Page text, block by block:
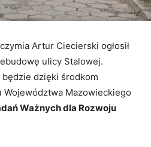
Artur Ciecierski ogłosił
ulicy Stalowej.
dzięki środkom
Województwa Mazowieckiego
Ważnych dla Rozwoju